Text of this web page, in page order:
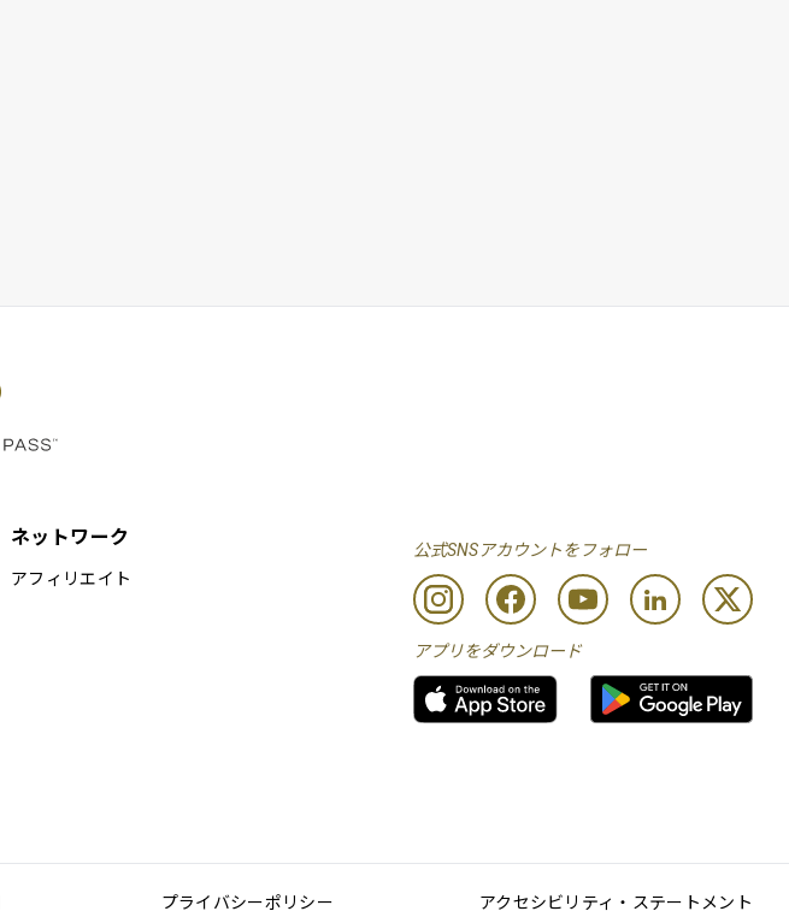
ネットワーク
アフィリエイト
公式SNSアカウントをフォロー
アプリをダウンロード
プライバシーポリシー アクセシビリティ・ステートメント